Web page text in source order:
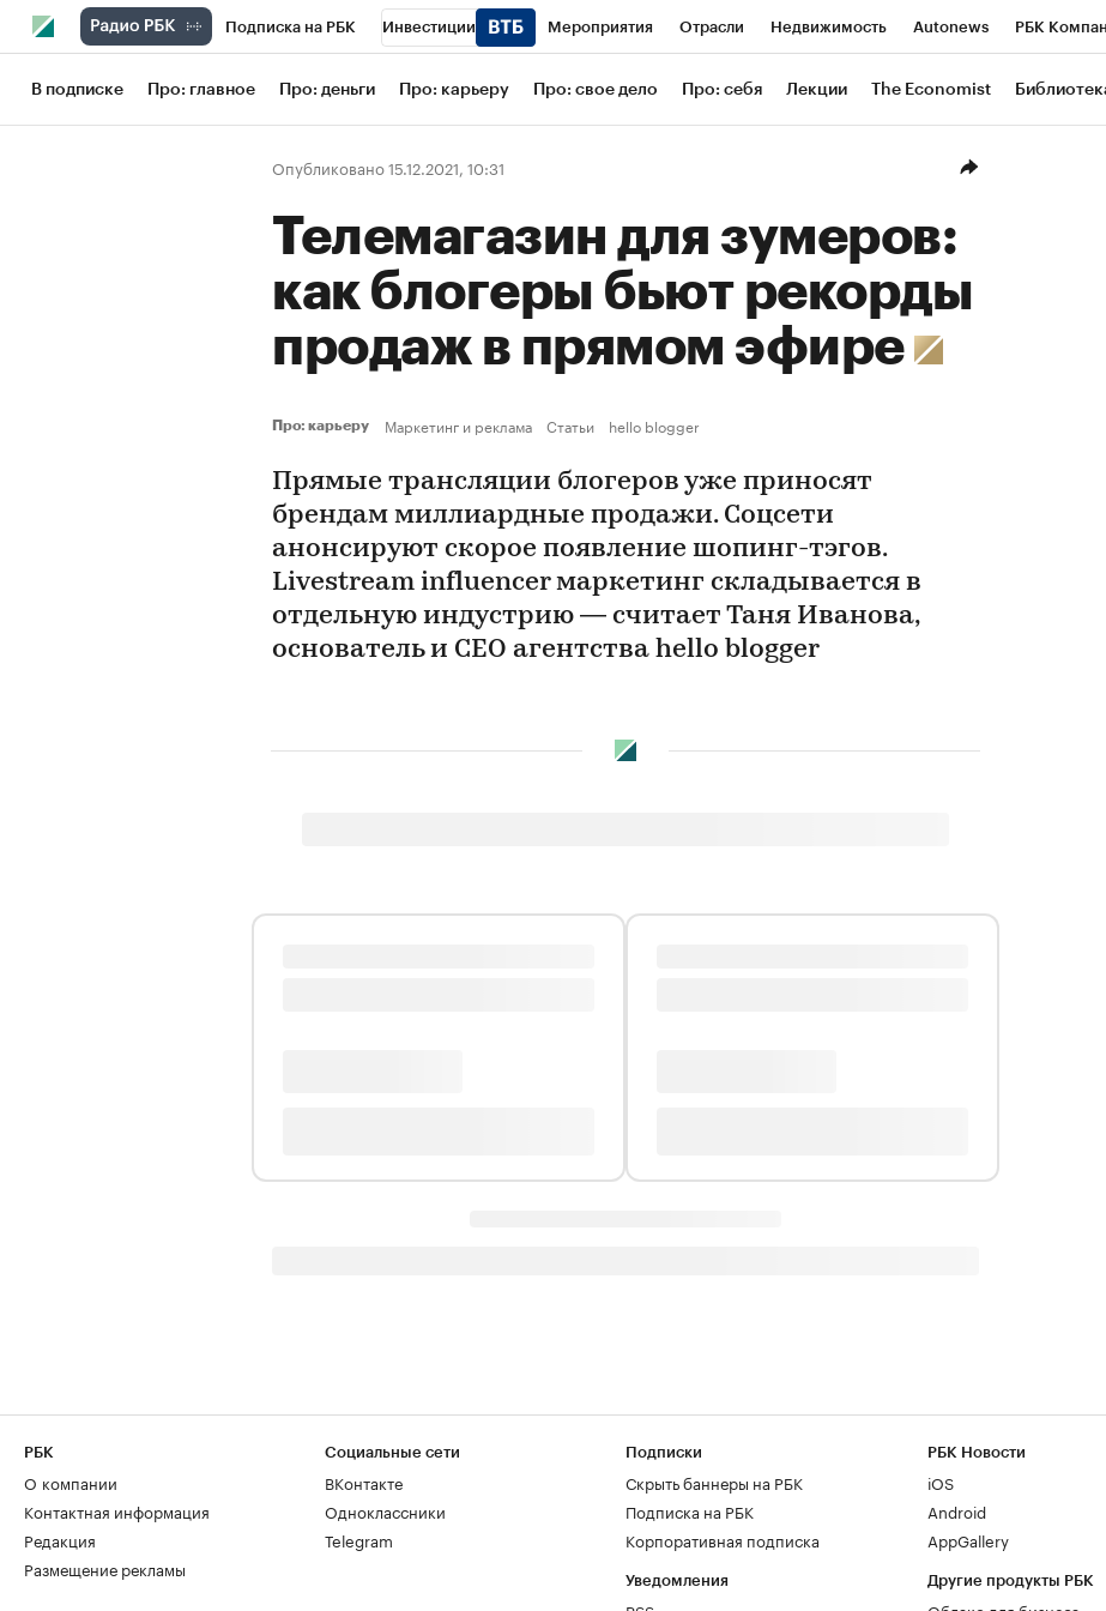
Подписка на РБК Инвестиции Мероприятия Отрасли Недвижимость Autonews РБК
Школа управления РБК РБК Образование РБК Life Тренды Визионеры Национальные
Рынок наличной валюты
В подписке Про: главное Про: деньги Про: карьеру Про: свое дело Про: себя Лекции The Economist
Опубликовано 15.12.2021, 10:31
Телемагазин для зумеров:
как блогеры бьют рекорды
продаж в прямом эфире
Про: карьеру Маркетинг и реклама Статьи hello blogger
Прямые трансляции блогеров уже приносят
брендам миллиардные продажи. Соцсети
анонсируют скорое появление шопинг-тэгов.
Livestream influencer маркетинг складывается в
отдельную индустрию — считает Таня Иванова,
основатель и СEO агентства hello blogger
РБК
О компании
Контактная информация
Редакция
Размещение рекламы
Социальные сети
ВКонтакте
Одноклассники
Telegram
Подписки
Скрыть баннеры на РБК
Подписка на РБК
Корпоративная подписка
Уведомления
РБК Новости
iOS
Android
AppGallery
Другие продукты РБК